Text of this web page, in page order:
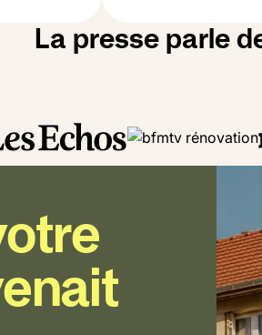
La presse parle